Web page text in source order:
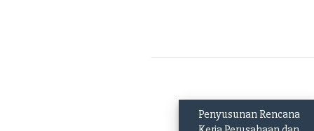
Penyusunan Rencana